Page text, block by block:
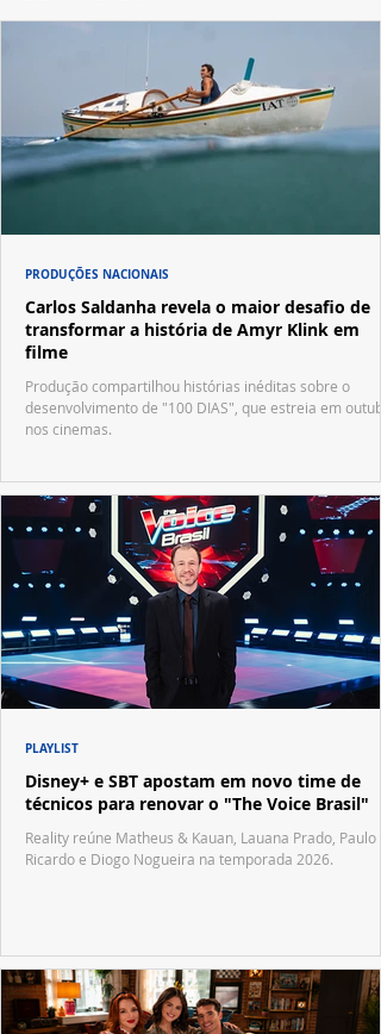
Carlos Saldanha revela o maior desafio de
transformar a história de Amyr Klink em
filme
Produção compartilhou histórias inéditas sobre o
desenvolvimento de "100 DIAS", que estreia em
nos cinemas.
PRODUÇÕES NACIONAIS
Disney+ e SBT apostam em novo time de
técnicos para renovar o "The Voice Brasil"
Reality reúne Matheus & Kauan, Lauana Prado, Paulo
Ricardo e Diogo Nogueira na temporada 2026.
PLAYLIST